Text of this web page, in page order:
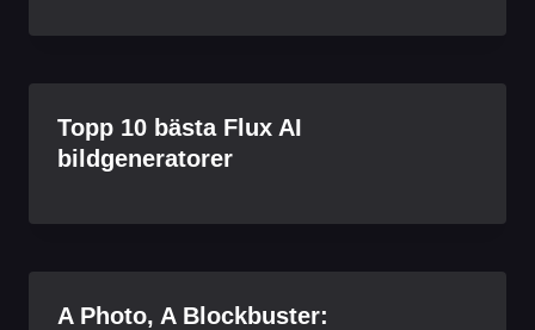
Topp 10 bästa Flux AI
bildgeneratorer
A Photo, A Blockbuster: